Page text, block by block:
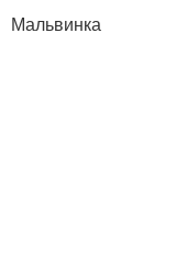
Мальвинка